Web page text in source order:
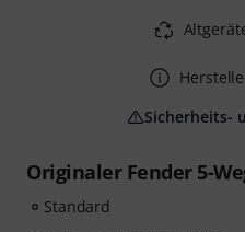
Originaler Fender 5-
Standard
Sicherheits-